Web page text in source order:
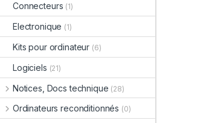
Connecteurs (1)
Electronique (1)
Kits pour ordinateur (6)
Logiciels (21)
Notices, Docs technique (28)
Ordinateurs reconditionnés (0)